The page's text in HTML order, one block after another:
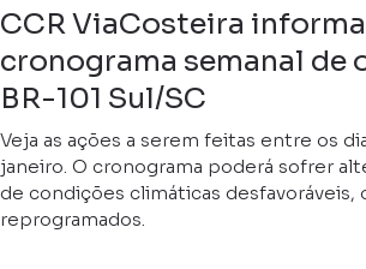
CCR ViaCosteira informa
cronograma semanal de
BR-101 Sul/SC
Veja as ações a serem feitas entre os
janeiro. O cronograma poderá sofrer
de condições climáticas desfavoráveis,
reprogramados.